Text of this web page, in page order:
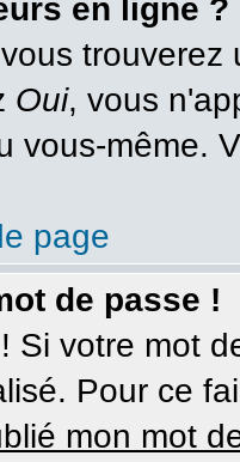
en ligne ?
Oui, vous
vous-même.
page
de passe !
Si votre mot
Pour ce
mon mot